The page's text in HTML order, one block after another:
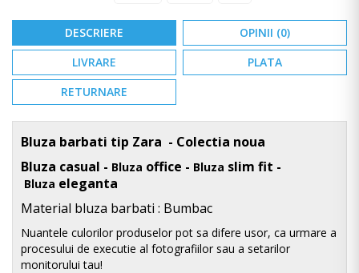
DESCRIERE
OPINII (0)
LIVRARE
PLATA
RETURNARE
Bluza barbati tip Zara - Colectia noua
Bluza casual - Bluza office - Bluza slim fit -
Bluza eleganta
Material bluza barbati : Bumbac
Nuantele culorilor produselor pot sa difere usor, ca urmare a
procesului de executie al fotografiilor sau a setarilor
monitorului tau!